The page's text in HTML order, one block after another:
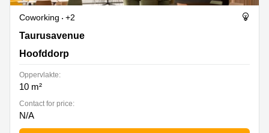
Coworking
+2
Taurusavenue 9, Hoofddorp
Taurusavenue
Hoofddorp
Oppervlakte:
10 m²
Contact for price:
N/A